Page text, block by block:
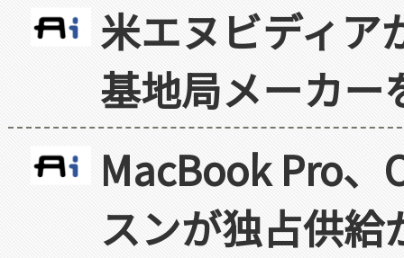
米エヌビディア
基地局メーカー
MacBook Pro
スンが独占供給